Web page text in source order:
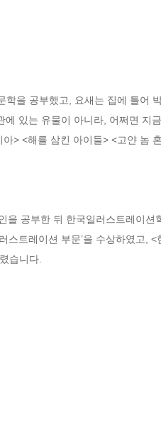
을 공부했고, 요새는 집에 틀어
있는 유물이 아니라, 어쩌면 지
> <해를 삼킨 아이들> <고얀 놈
공부한 뒤 한국일러스트레이
트레이션 부문’을 수상하였고,
습니다.